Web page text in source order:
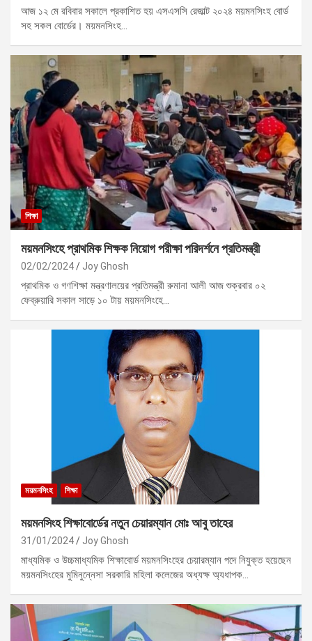
আজ ১২ মে রবিবার সকালে প্রকাশিত হয় এসএসসি রেজাল্ট ২০২৪ ময়মনসিংহ বোর্ড
সহ সকল বোর্ডের। ময়মনসিংহ…
শিক্ষা
ময়মনসিংহে প্রাথমিক শিক্ষক নিয়োগ পরীক্ষা পরিদর্শনে প্রতিমন্ত্রী
02/02/2024 Joy Ghosh
প্রাথমিক ও গণশিক্ষা মন্ত্রণালয়ের প্রতিমন্ত্রী রুমানা আলী আজ শুক্রবার ০২
ফেব্রুয়ারি সকাল সাড়ে ১০ টায় ময়মনসিংহে…
ময়মনসিংহ শিক্ষা
ময়মনসিংহ শিক্ষাবোর্ডের নতুন চেয়ারম্যান মোঃ আবু তাহের
31/01/2024 Joy Ghosh
মাধ্যমিক ও উচ্চমাধ্যমিক শিক্ষাবোর্ড ময়মনসিংহের চেয়ারম্যান পদে নিযুক্ত হয়েছেন
ময়মনসিংহের মুমিনুন্নেসা সরকারি মহিলা কলেজের অধ্যক্ষ অ্যধাপক…